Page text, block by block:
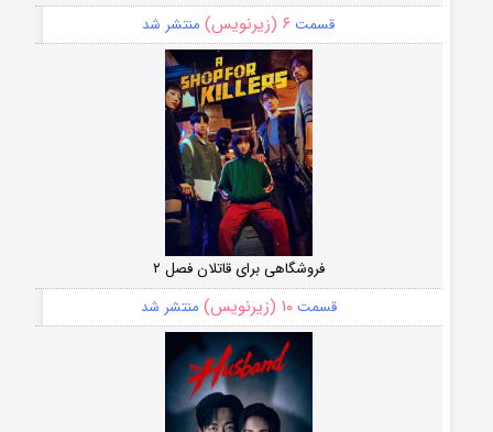
قسمت ۶ (زیرنویس) منتشر شد
فروشگاهی برای قاتلان فصل ۲
قسمت۱۰ (زیرنویس) منتشر شد